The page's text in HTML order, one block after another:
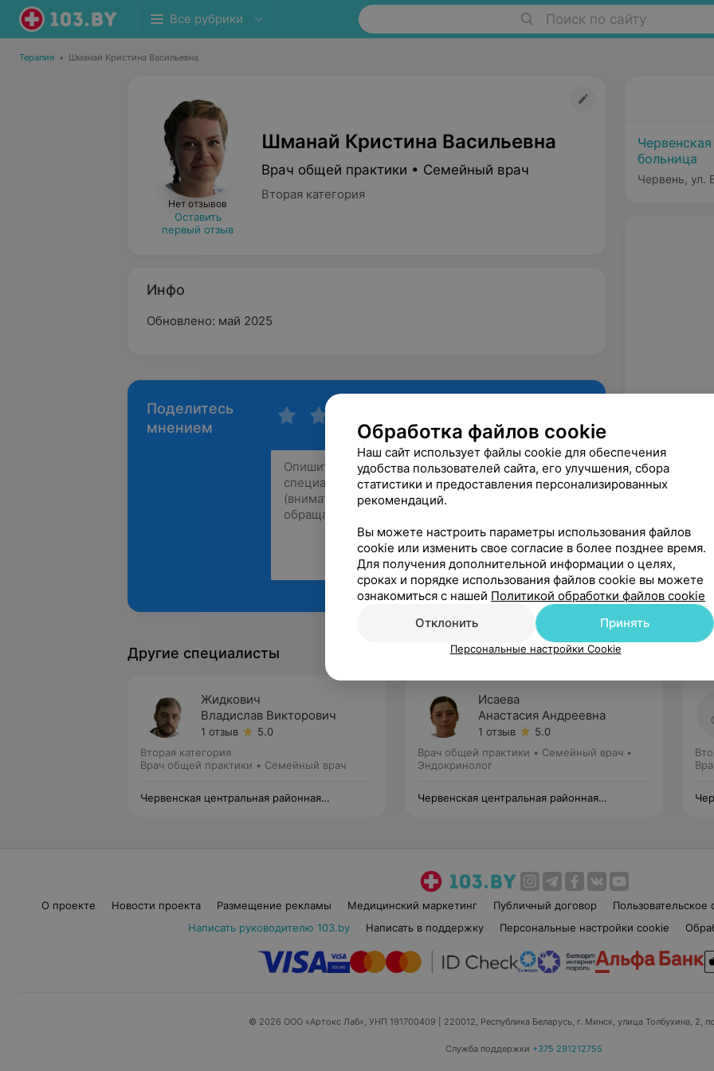
Все рубрики Поиск по сайту
Терапия • Шманай Кристина Васильевна
Нет отзывов
Оставить
первый отзыв
Шманай Кристина Васильевна
Врач общей практики • Семейный врач
Вторая категория
Инфо
Обновлено: май 2025
Поделитесь
мнением
Рекомендую
больница
Червень, ул.
Другие специалисты
Жидкович
Владислав Викторович
1 отзыв
5.0
Вторая категория
Врач общей практики • Семейный врач
Червенская центральная районная
Исаева
Анастасия Андреевна
1 отзыв
5.0
Врач общей практики • Семейный врач •
Эндокринолог
Червенская центральная районная
О проекте Новости проекта Размещение рекламы Медицинский маркетинг Публичный договор Пользовательское
Написать руководителю 103.by
Написать в поддержку Персональные настройки cookie
© 2026 ООО «Артокс Лаб», УНП 191700409 | 220012, Республика Беларусь, г. Минск, улица Толбухина, 2,
Служба поддержки +375 291212755
Обработка файлов cookie
Наш сайт использует файлы cookie для обеспечения
удобства пользователей сайта, его улучшения, сбора
статистики и предоставления персонализированных
рекомендаций.
Вы можете настроить параметры использования файлов
cookie или изменить свое согласие в более позднее время.
Для получения дополнительной информации о целях,
сроках и порядке использования файлов cookie вы можете
ознакомиться с нашей Политикой обработки файлов cookie
Отклонить
Принять
Персональные настройки Cookie